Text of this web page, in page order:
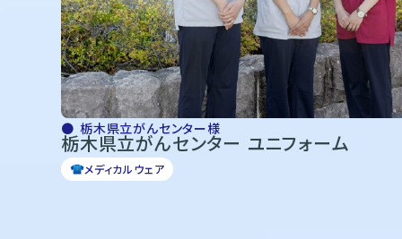
栃木県立がんセンター様
栃木県立がんセンター ユニフォーム
メディカルウェア